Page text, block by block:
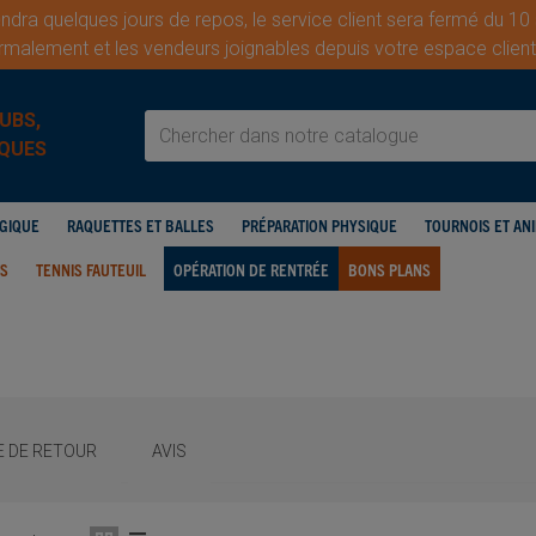
quelques jours de repos, le service client sera fermé du
et les vendeurs joignables depuis votre espace
RAQUETTES ET BALLES PRÉPARATION PHYSIQUE TOURNOIS ET
TENNIS FAUTEUIL OPÉRATION DE RENTRÉE BONS PLANS
DE RETOUR AVIS